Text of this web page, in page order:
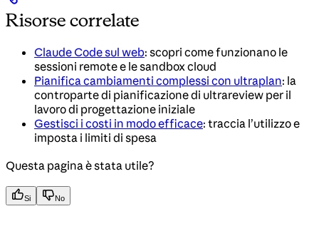
Risorse correlate
Claude Code sul web: scopri come funzionano le
sessioni remote e le sandbox cloud
Pianifica cambiamenti complessi con ultraplan: la
controparte di pianificazione di ultrareview per il
lavoro di progettazione iniziale
Gestisci i costi in modo efficace: traccia l’utilizzo e
imposta i limiti di spesa
Questa pagina è stata utile?
Si No